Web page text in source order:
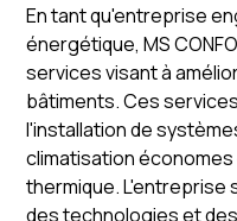
En tant qu'entreprise
énergétique, MS
services visant à
bâtiments. Ces
l'installation de
climatisation
thermique. L'entreprise
des technologies et